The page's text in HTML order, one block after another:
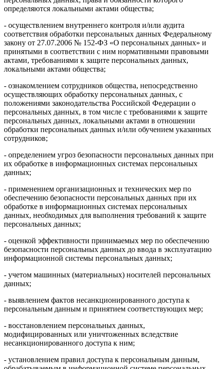
определяются локальными актами общества;
- осуществлением внутреннего контроля и/или аудита
соответствия обработки персональных данных Федеральному
закону от 27.07.2006 № 152-ФЗ «О персональных данных» и
принятыми в соответствии с ним нормативными правовыми
актами, требованиями к защите персональных данных,
локальными актами общества;
- ознакомлением сотрудников общества, непосредственно
осуществляющих обработку персональных данных, с
положениями законодательства Российской Федерации о
персональных данных, в том числе с требованиями к защите
персональных данных, локальными актами в отношении
обработки персональных данных и/или обучением указанных
сотрудников;
- определением угроз безопасности персональных данных при
их обработке в информационных системах персональных
данных;
- применением организационных и технических мер по
обеспечению безопасности персональных данных при их
обработке в информационных системах персональных
данных, необходимых для выполнения требований к защите
персональных данных;
- оценкой эффективности принимаемых мер по обеспечению
безопасности персональных данных до ввода в эксплуатацию
информационной системы персональных данных;
- учетом машинных (материальных) носителей персональных
данных;
- выявлением фактов несанкционированного доступа к
персональным данным и принятием соответствующих мер;
- восстановлением персональных данных,
модифицированных или уничтоженных вследствие
несанкционированного доступа к ним;
- установлением правил доступа к персональным данным,